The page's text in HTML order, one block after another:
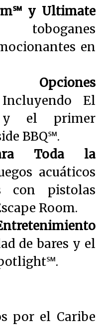
y Ultimate
en
El
y el primer
BBQ℠.
Toda la
acuáticos
con pistolas
Room.
de bares y el
por el Caribe